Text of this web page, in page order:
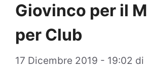
Giovinco per il
per Club
17 Dicembre 2019 - 19:02 di